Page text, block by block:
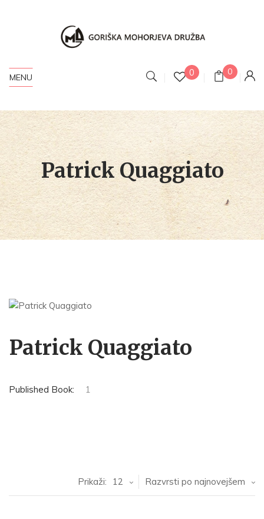
MENU 0 0
Patrick Quaggiato
Patrick Quaggiato
Published Book: 1
Razvrsti po najnovejšem
Prikaži: 12